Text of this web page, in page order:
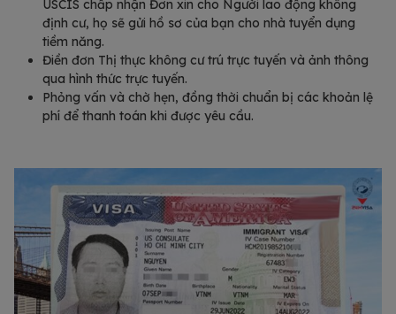
USCIS chấp nhận Đơn xin cho Người lao động không
định cư, họ sẽ gửi hồ sơ của bạn cho nhà tuyển dụng
tiềm năng.
Điền đơn Thị thực không cư trú trực tuyến và ảnh thông
qua hình thức trực tuyến.
Phỏng vấn và chờ hẹn, đồng thời chuẩn bị các khoản lệ
phí để thanh toán khi được yêu cầu.